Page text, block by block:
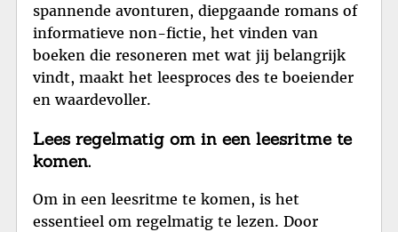
spannende avonturen, diepgaande romans of
informatieve non-fictie, het vinden van
boeken die resoneren met wat jij belangrijk
vindt, maakt het leesproces des te boeiender
en waardevoller.
Lees regelmatig om in een leesritme te
komen.
Om in een leesritme te komen, is het
essentieel om regelmatig te lezen. Door